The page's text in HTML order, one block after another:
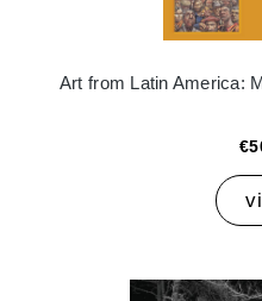
Art from Latin America: